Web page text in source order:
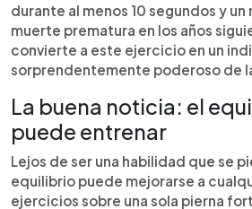
durante al menos 10 segundos y
muerte prematura en los años
convierte a este ejercicio en un
sorprendentemente poderoso de
La buena noticia: el
puede entrenar
Lejos de ser una habilidad que se
equilibrio puede mejorarse a
ejercicios sobre una sola pierna